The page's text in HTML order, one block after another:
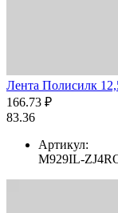
Лента Полисилк
166.73 ₽
83.36
Артикул:
M929IL-